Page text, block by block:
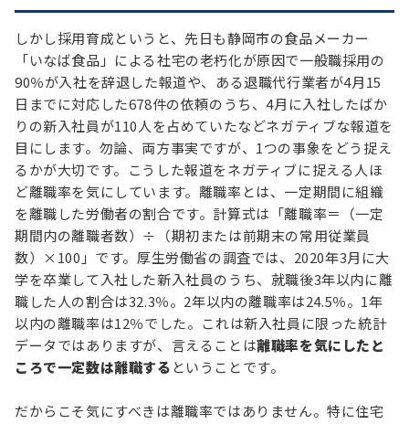
しかし採用育成というと、先日も静岡市の食品メーカー
「いなば食品」による社宅の老朽化が原因で一般職採用の
90％が入社を辞退した報道や、ある退職代行業者が4月15
日までに対応した678件の依頼のうち、4月に入社したばか
りの新入社員が110人を占めていたなどネガティブな報道を
目にします。勿論、両方事実ですが、1つの事象をどう捉え
るかが大切です。こうした報道をネガティブに捉える人ほ
ど離職率を気にしています。離職率とは、一定期間に組織
を離職した労働者の割合です。計算式は「離職率＝（一定
期間内の離職者数）÷（期初または前期末の常用従業員
数）×100」です。厚生労働省の調査では、2020年3月に大
学を卒業して入社した新入社員のうち、就職後3年以内に離
職した人の割合は32.3％。2年以内の離職率は24.5％。1年
以内の離職率は12％でした。これは新入社員に限った統計
データではありますが、言えることは離職率を気にしたと
ころで一定数は離職する ということです。
だからこそ気にすべきは離職率ではありません。特に住宅